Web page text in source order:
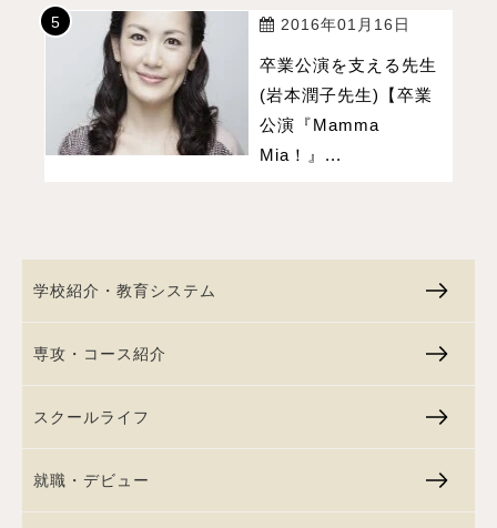
2016年01月16日
卒業公演を支える先生
(岩本潤子先生)【卒業
公演『Mamma
Mia！』...
学校紹介・教育システム
専攻・コース紹介
スクールライフ
就職・デビュー